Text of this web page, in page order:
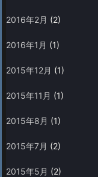
2016年2月 (2)
2016年1月 (1)
2015年12月 (1)
2015年11月 (1)
2015年8月 (1)
2015年7月 (2)
2015年5月 (2)